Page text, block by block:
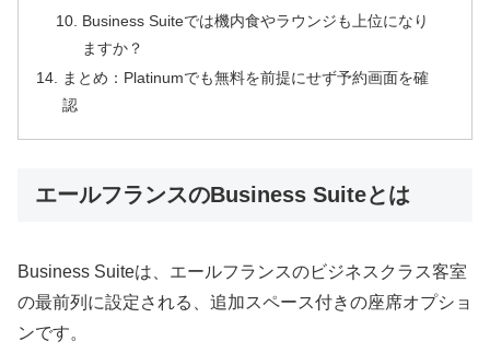
Business Suiteでは機内食やラウンジも上位になり
ますか？
まとめ：Platinumでも無料を前提にせず予約画面を確
認
エールフランスのBusiness Suiteとは
Business Suiteは、エールフランスのビジネスクラス客室
の最前列に設定される、追加スペース付きの座席オプショ
ンです。